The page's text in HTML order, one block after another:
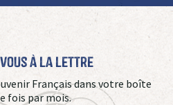
à La Lettre
Français dans votre boîte
fois par mois.